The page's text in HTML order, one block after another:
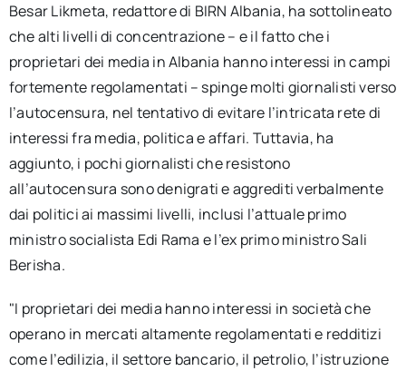
Besar Likmeta, redattore di BIRN Albania, ha sottolineato
che alti livelli di concentrazione – e il fatto che i
proprietari dei media in Albania hanno interessi in campi
fortemente regolamentati – spinge molti giornalisti verso
l’autocensura, nel tentativo di evitare l’intricata rete di
interessi fra media, politica e affari. Tuttavia, ha
aggiunto, i pochi giornalisti che resistono
all’autocensura sono denigrati e aggrediti verbalmente
dai politici ai massimi livelli, inclusi l’attuale primo
ministro socialista Edi Rama e l’ex primo ministro Sali
Berisha.
"I proprietari dei media hanno interessi in società che
operano in mercati altamente regolamentati e redditizi
come l’edilizia, il settore bancario, il petrolio, l’istruzione